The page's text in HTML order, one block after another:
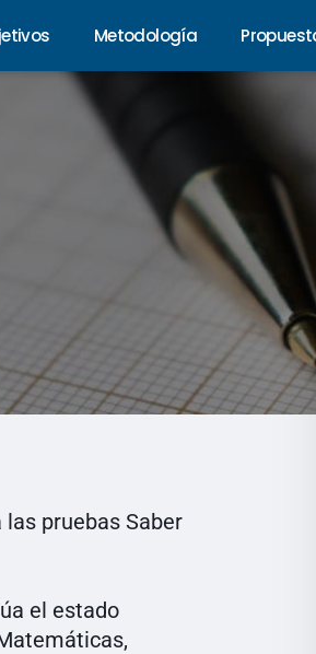
Metodología
pruebas Saber
el estado